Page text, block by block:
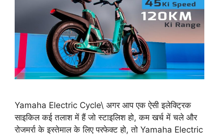
Yamaha Electric Cycle\ अगर आप एक ऐसी इलेक्ट्रिक
साइकिल कई तलाश में हैं जो स्टाइलिश हो, कम खर्च में चले और
रोजमर्रा के इस्तेमाल के लिए परफेक्ट हो, तो Yamaha Electric